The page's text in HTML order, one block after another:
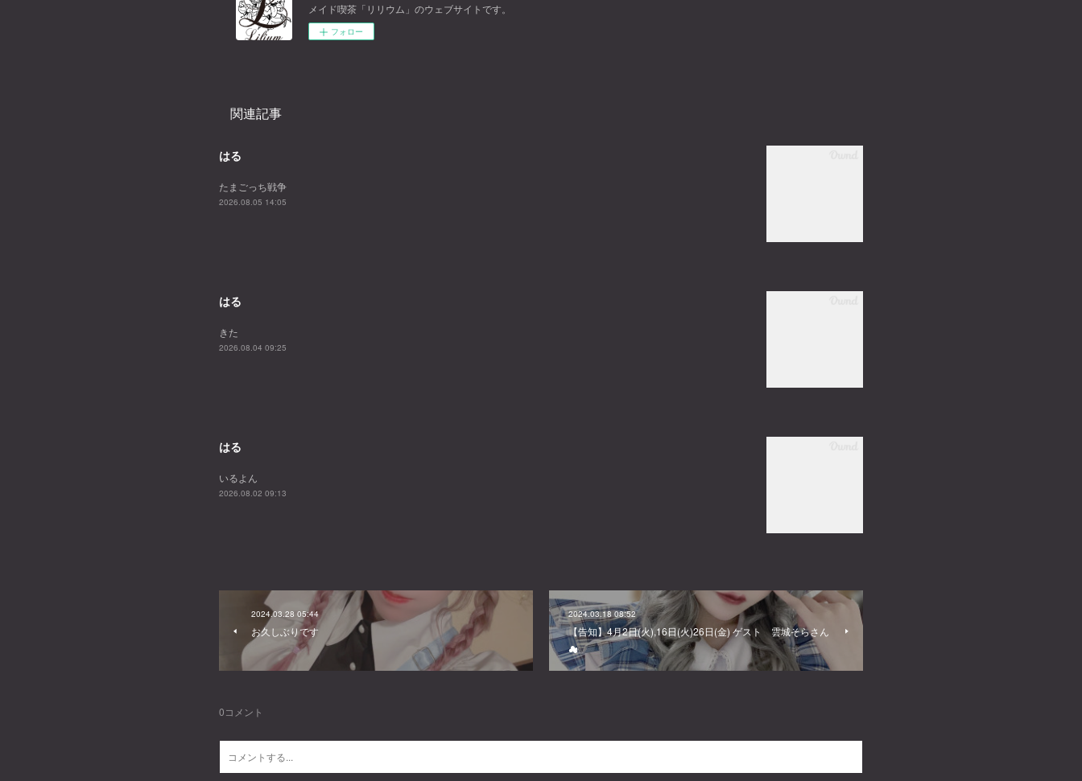
メイド喫茶「リリウム」のウェブサイトです。
フォロー
関連記事
はる
たまごっち戦争
2026.08.05 14:05
はる
きた
2026.08.04 09:25
はる
いるよん
2026.08.02 09:13
2024.03.28 05:44
お久しぶりです
2024.03.18 08:52
【告知】4月2日(火),16日(火)26日(金) ゲスト 雲城そらさん
☁
0コメント